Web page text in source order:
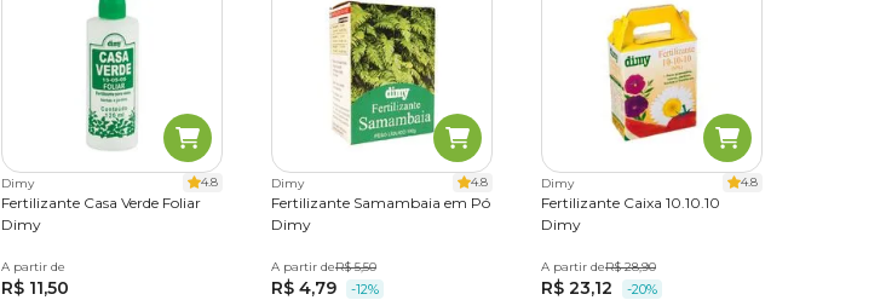
Dimy 4.8
Fertilizante Casa Verde Foliar
Dimy
120ml
A partir de
R$ 11,50
Dimy 4.8
Fertilizante Samambaia em Pó
Dimy
100 g
A partir deR$ 5,50
R$ 4,79 -12%
Dimy 4.8
Fertilizante Caixa 10.10.10
Dimy
1 kg
A partir deR$ 28,90
R$ 23,12 -20%